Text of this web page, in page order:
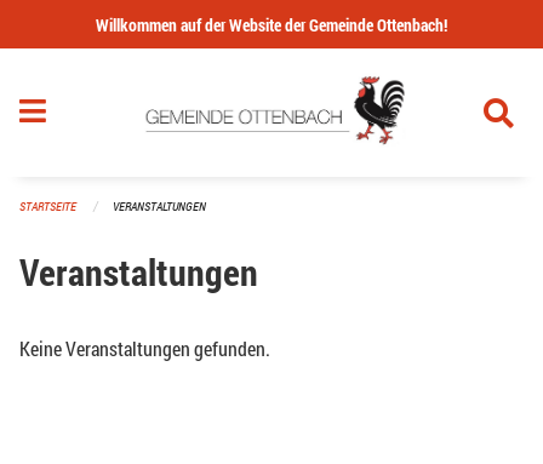
Navigation überspringen
Willkommen auf der Website der Gemeinde Ottenbach!
STARTSEITE VERANSTALTUNGEN
Veranstaltungen
Keine Veranstaltungen gefunden.